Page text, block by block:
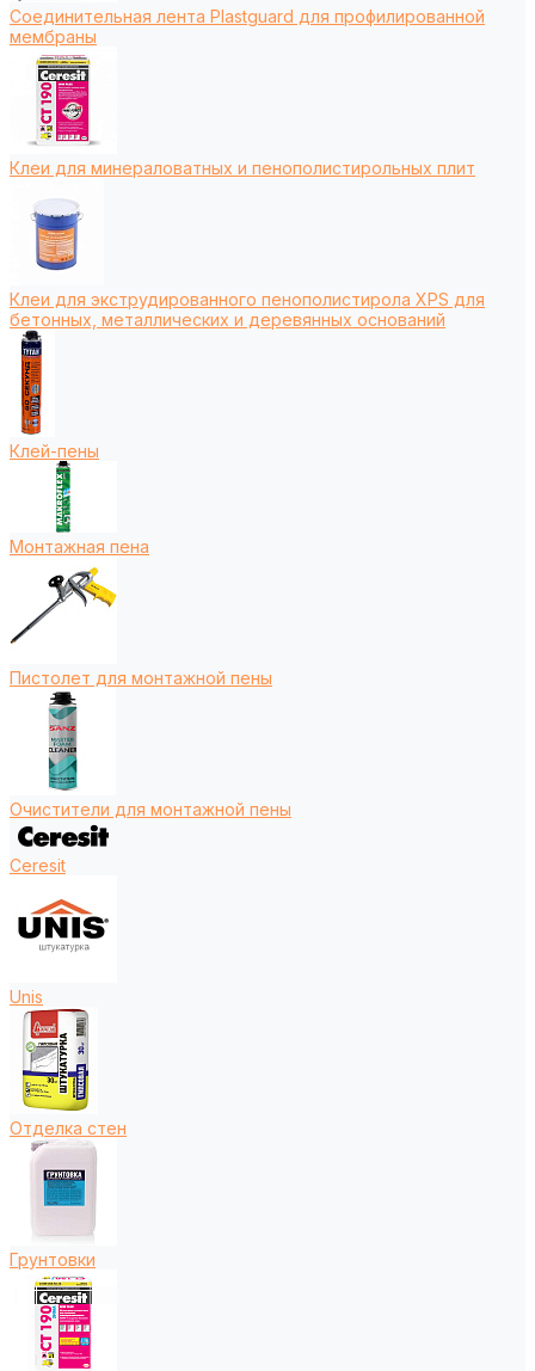
Соединительная лента Plastguard для профилированной
мембраны
Клеи для минераловатных и пенополистирольных плит
Клеи для экструдированного пенополистирола XPS для
бетонных, металлических и деревянных оснований
Клей-пены
Монтажная пена
Пистолет для монтажной пены
Очистители для монтажной пены
Ceresit
Unis
Отделка стен
Грунтовки